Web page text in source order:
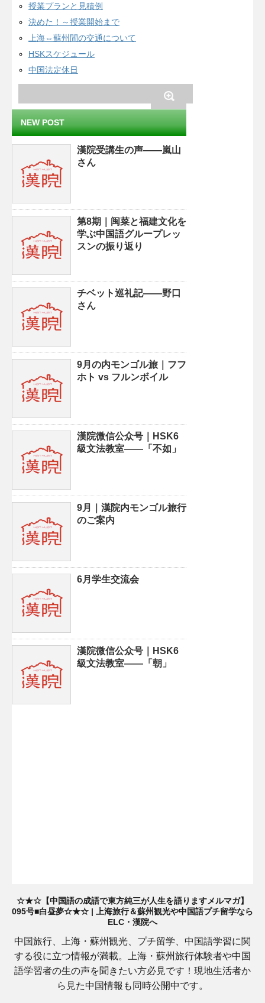
授業プランと見積例
決めた！～授業開始まで
上海⇔蘇州間の交通について
HSKスケジュール
中国法定休日
NEW POST
漢院受講生の声——嵐山
さん
第8期｜闽菜と福建文化を
学ぶ中国語グループレッ
スンの振り返り
チベット巡礼記——野口
さん
9月の内モンゴル旅｜フフ
ホト vs フルンボイル
漢院微信公众号｜HSK6
級文法教室——「不如」
9月｜漢院内モンゴル旅行
のご案内
6月学生交流会
漢院微信公众号｜HSK6
級文法教室——「朝」
☆★☆【中国語の成語で東方純三が人生を語りますメルマガ】
095号■白昼夢☆★☆ | 上海旅行＆蘇州観光や中国語プチ留学なら
ELC・漢院へ
中国旅行、上海・蘇州観光、プチ留学、中国語学習に関
する役に立つ情報が満載。上海・蘇州旅行体験者や中国
語学習者の生の声を聞きたい方必見です！現地生活者か
ら見た中国情報も同時公開中です。